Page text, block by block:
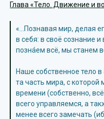
Глава «Тело. Движение и
«…Познавая мир, делая
в себя: в своё сознание
познáем всё, мы станем
Наше собственное тело
та часть мира, с
времени (собственно,
всего управляемся, а
менее всего замечать